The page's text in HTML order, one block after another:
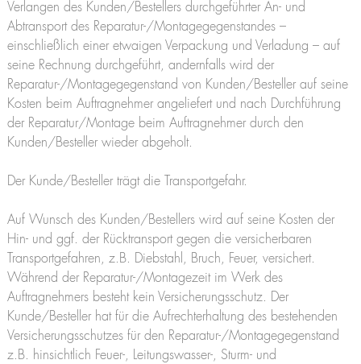
Verlangen des Kunden/Bestellers durchgeführter An- und
Abtransport des Reparatur-/Montagegegenstandes –
einschließlich einer etwaigen Verpackung und Verladung – auf
seine Rechnung durchgeführt, andernfalls wird der
Reparatur-/Montagegegenstand von Kunden/Besteller auf seine
Kosten beim Auftragnehmer angeliefert und nach Durchführung
der Reparatur/Montage beim Auftragnehmer durch den
Kunden/Besteller wieder abgeholt.
Der Kunde/Besteller trägt die Transportgefahr.
Auf Wunsch des Kunden/Bestellers wird auf seine Kosten der
Hin- und ggf. der Rücktransport gegen die versicherbaren
Transportgefahren, z.B. Diebstahl, Bruch, Feuer, versichert.
Während der Reparatur-/Montagezeit im Werk des
Auftragnehmers besteht kein Versicherungsschutz. Der
Kunde/Besteller hat für die Aufrechterhaltung des bestehenden
Versicherungsschutzes für den Reparatur-/Montagegegenstand
z.B. hinsichtlich Feuer-, Leitungswasser-, Sturm- und